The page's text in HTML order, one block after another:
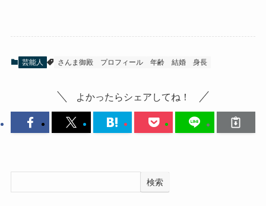
芸能人 さんま御殿 プロフィール 年齢 結婚 身長
よかったらシェアしてね！
検索